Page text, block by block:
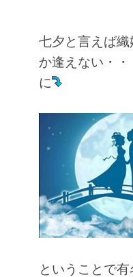
七夕と言えば
か逢えない・
に
ということで